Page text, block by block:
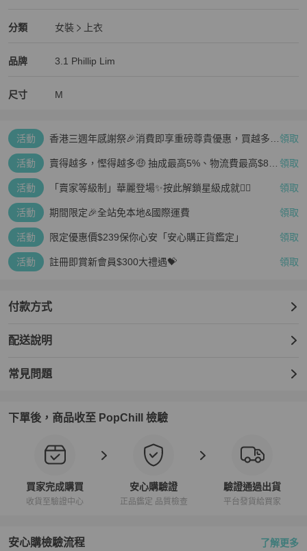
分類
3.1 Phillip Lim女裝 分類資訊
女裝
上衣
品牌
3.1 Phillip Lim 精品女裝品牌介紹
3.1 Phillip Lim
3.1 Phillip Lim 推薦清單
尺寸 M
活動
香港三週年感謝祭🎉消費即享重磅尊貴優惠，買越多、 領取
活動
賣得越多，慳得越多🤑 抽成最高5%、物流費最高$800 領取
活動 「賣家等級制」華麗登場✨按此解鎖星級成就👆🏻 領取
活動 期間限定🎉全站免本地&國際運費 領取
活動 限定優惠價$239保你心安「安心購正貨鑑定」 領取
活動 註冊即賞新會員$300大禮遇💝 領取
付款方式
配送說明
常見問題
下單後，商品收至 PopChill 檢驗
買家完成購買
收貨至驗證中心
安心購驗證
正品鑑定 品質檢查
驗證通過出貨
平台發貨給買家
安心購檢驗流程 了解更多